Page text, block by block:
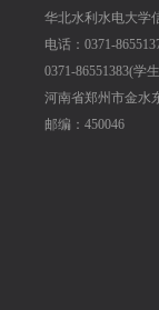
华北水利水电大学
电话：0371-
0371-86551383(学
河南省郑州市金水
邮编：450046